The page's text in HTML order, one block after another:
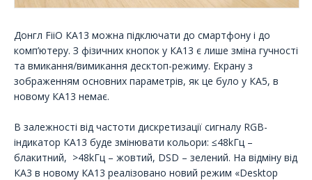
Донгл FiiO КА13 можна підключати до смартфону і до
комп’ютеру. З фізичних кнопок у КА13 є лише зміна гучності
та вмикання/вимикання десктоп-режиму. Екрану з
зображенням основних параметрів, як це було у КА5, в
новому КА13 немає.
В залежності від частоти дискретизації сигналу RGB-
індикатор КА13 буде змінювати кольори: ≤48kГц –
блакитний, >48kГц – жовтий, DSD – зелений. На відміну від
КА3 в новому КА13 реалізовано новий режим «Desktop